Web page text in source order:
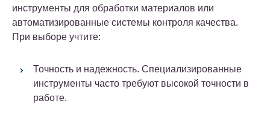
инструменты для обработки материалов или
автоматизированные системы контроля качества.
При выборе учтите:
Точность и надежность. Специализированные
инструменты часто требуют высокой точности в
работе.